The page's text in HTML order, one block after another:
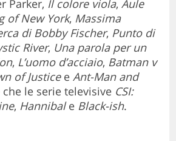
Parker, Il colore viola, Aule
of New York, Massima
di Bobby Fischer, Punto di
River, Una parola per un
, L’uomo d’acciaio, Batman v
of Justicee Ant-Man and
le serie televisive CSI:
, Hannibale Black-ish.